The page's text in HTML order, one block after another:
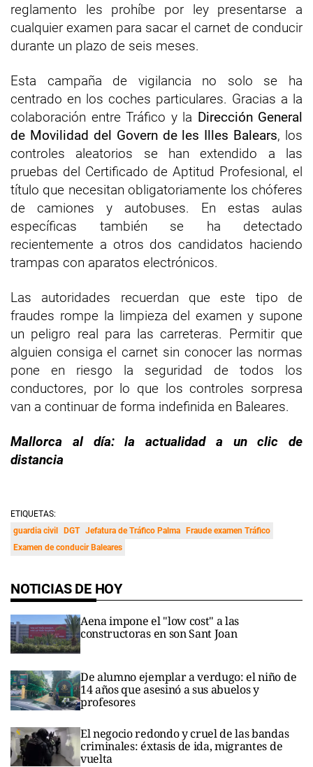
reglamento les prohíbe por ley presentarse a
cualquier examen para sacar el carnet de conducir
durante un plazo de seis meses.
Esta campaña de vigilancia no solo se ha
centrado en los coches particulares. Gracias a la
colaboración entre Tráfico y la Dirección General
de Movilidad del Govern de les Illes Balears, los
controles aleatorios se han extendido a las
pruebas del Certificado de Aptitud Profesional, el
título que necesitan obligatoriamente los chóferes
de camiones y autobuses. En estas aulas
específicas también se ha detectado
recientemente a otros dos candidatos haciendo
trampas con aparatos electrónicos.
Las autoridades recuerdan que este tipo de
fraudes rompe la limpieza del examen y supone
un peligro real para las carreteras. Permitir que
alguien consiga el carnet sin conocer las normas
pone en riesgo la seguridad de todos los
conductores, por lo que los controles sorpresa
van a continuar de forma indefinida en Baleares.
Mallorca al día: la actualidad a un clic de
distancia
ETIQUETAS:
guardia civil
DGT Jefatura de Tráfico Palma
Fraude examen Tráfico
Examen de conducir Baleares
NOTICIAS DE HOY
Aena impone el "low cost" a las
constructoras en son Sant Joan
De alumno ejemplar a verdugo: el niño de
14 años que asesinó a sus abuelos y
profesores
El negocio redondo y cruel de las bandas
criminales: éxtasis de ida, migrantes de
vuelta